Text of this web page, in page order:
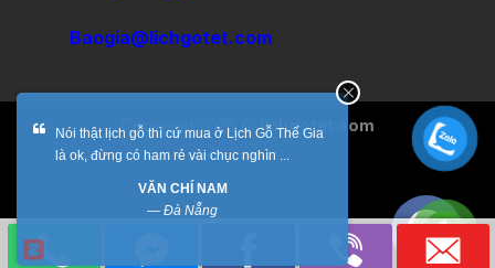
Baogia@lichgotet.com
Copyright 2026 ©lichgotet.com
Thằng con trai lớn Tết đi học trong Nam về nó
nói tặng bố mẹ bộ lịch, Bác trai thích ...
LÊ THỊ LỆ THU
—Hải Phòng